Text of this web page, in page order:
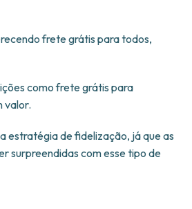
frete grátis para todos,
como frete grátis para
valor.
estratégia de fidelização, já que as
surpreendidas com esse tipo de